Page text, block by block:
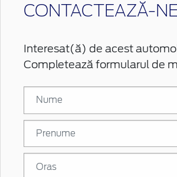
CONTACTEAZĂ-
Interesat(ă) de acest
Completează formularul de